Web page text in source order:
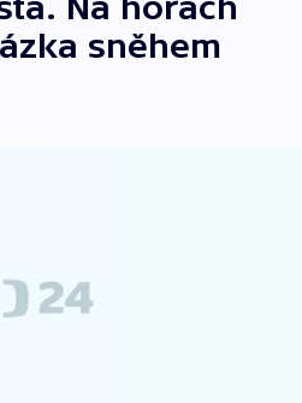
sněhem